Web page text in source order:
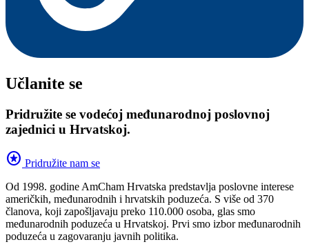
Učlanite se
Pridružite se vodećoj međunarodnoj poslovnoj
zajednici u Hrvatskoj.
stars Pridružite nam se
Od 1998. godine AmCham Hrvatska predstavlja poslovne interese
američkih, međunarodnih i hrvatskih poduzeća. S više od 370
članova, koji zapošljavaju preko 110.000 osoba, glas smo
međunarodnih poduzeća u Hrvatskoj. Prvi smo izbor međunarodnih
poduzeća u zagovaranju javnih politika.